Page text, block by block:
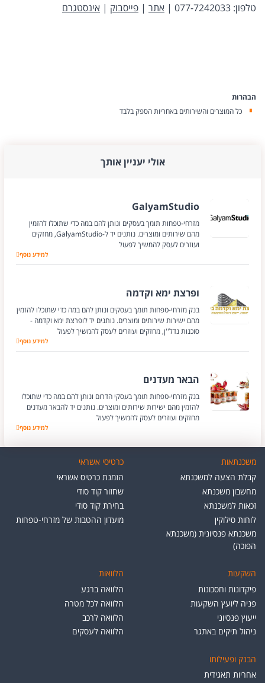
טלפון: 077-7242033 |
אתר | פייסבוק | אינסטגרם
הבהרות
כל המוצרים והשירותים באחריות הספק בלבד
אולי יעניין אותך
GalyamStudio
מזרחי-טפחות תומך בעסקים ונותן להם במה כדי שתוכלו להזמין
מהם שירותים ומוצרים. נותנים יד ל-GalyamStudio, מחזקים
ועוזרים לעסק להמשיך לפעול
GalyamStudio
למידע נוסף
ופרצת ימא וקדמה
בנק מזרחי-טפחות תומך בעסקים ונותן להם במה כדי שתוכלו להזמין
מהם ישירות שירותים ומוצרים. נותנים יד לופרצת ימא וקדמה -
סוכנות נדל''ן, מחזקים ועוזרים לעסק להמשיך לפעול
ופרצת ימא וקדמה
למידע נוסף
הבאר מעדנים
בנק מזרחי-טפחות תומך בעסקי הדרום ונותן להם במה כדי שתוכלו
להזמין מהם ישירות שירותים ומוצרים. נותנים יד להבאר מעדנים
מחזקים ועוזרים לעסק להמשיך לפעול
הבאר מעדנים
למידע נוסף
משכנתאות
קבלת הצעה למשכנתא
מחשבון משכנתא
זכאות למשכנתא
לוחות סילוקין
משכנתא פנסיונית (משכנתא
הפוכה)
כרטיסי אשראי
הזמנת כרטיס אשראי
שחזור קוד סודי
בחירת קוד סודי
מועדון ההטבות של מזרחי-טפחות
השקעות
פיקדונות וחסכונות
פניה ליועץ השקעות
ייעוץ פנסיוני
ניהול תיקים באתגר
הלוואות
הלוואה ברגע
הלוואה לכל מטרה
הלוואה לרכב
הלוואה לעסקים
הבנק ופעילותו
אחריות תאגידית